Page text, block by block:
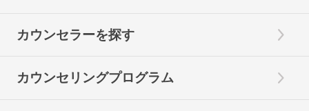
カウンセラーを探す
カウンセリングプログラム